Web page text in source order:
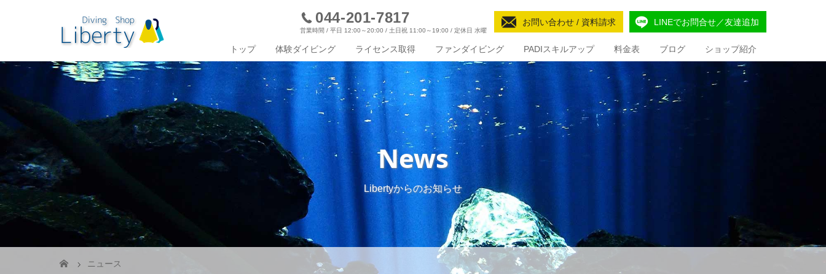
044-201-7817
営業時間 / 平日 12:00～20:00 / 土日祝 11:00～19:00 / 定休日 水曜
お問い合わせ / 資料請求 LINEでお問合せ／友達追加
トップ 体験ダイビング ライセンス取得 ファンダイビング PADIスキルアップ 料金表 ブログ ショップ紹介
News
Libertyからのお知らせ
ニュース